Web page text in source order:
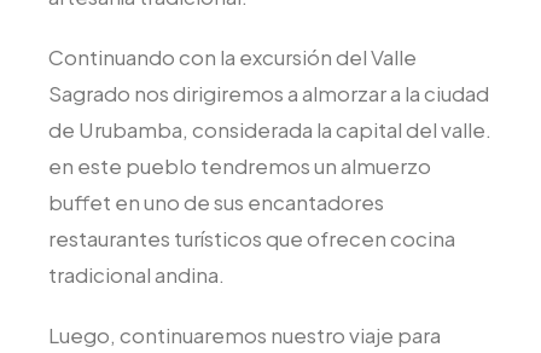
Continuando con la excursión del Valle
Sagrado nos dirigiremos a almorzar a la ciudad
de Urubamba, considerada la capital del valle.
en este pueblo tendremos un almuerzo
buffet en uno de sus encantadores
restaurantes turísticos que ofrecen cocina
tradicional andina.
Luego, continuaremos nuestro viaje para